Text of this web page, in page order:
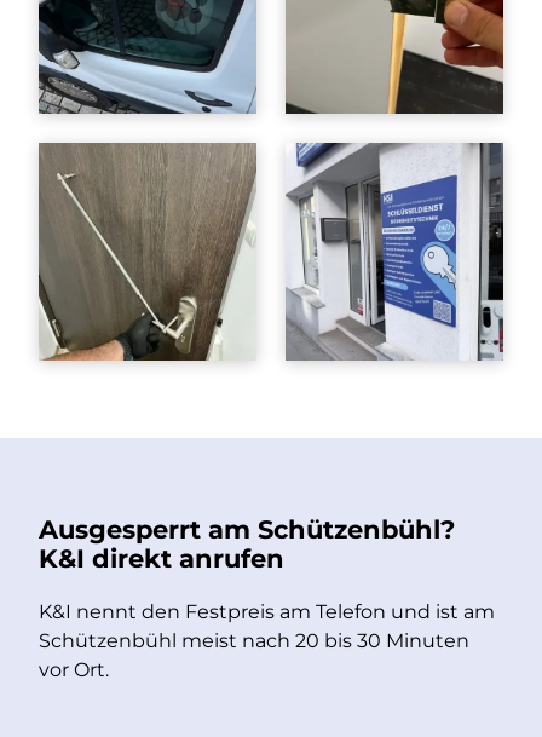
Ausgesperrt am Schützenbühl?
K&I direkt anrufen
K&I nennt den Festpreis am Telefon und ist am
Schützenbühl meist nach 20 bis 30 Minuten
vor Ort.